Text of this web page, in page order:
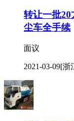
转让一批
尘车全手续
面议
2021-03-09[浙